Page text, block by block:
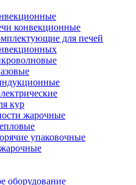
конвекционные
для печей
кур
жарочные
упаковочные
оборудование